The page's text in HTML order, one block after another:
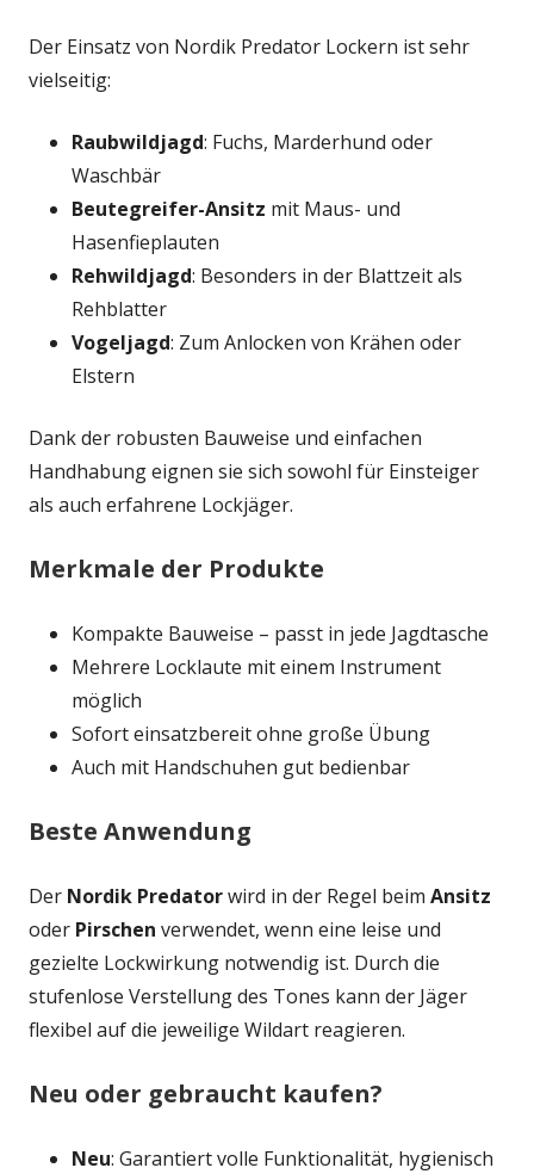
Der Einsatz von Nordik Predator Lockern ist sehr
vielseitig:
Raubwildjagd: Fuchs, Marderhund oder
Waschbär
Beutegreifer-Ansitz mit Maus- und
Hasenfieplauten
Rehwildjagd: Besonders in der Blattzeit als
Rehblatter
Vogeljagd: Zum Anlocken von Krähen oder
Elstern
Dank der robusten Bauweise und einfachen
Handhabung eignen sie sich sowohl für Einsteiger
als auch erfahrene Lockjäger.
Merkmale der Produkte
Kompakte Bauweise – passt in jede Jagdtasche
Mehrere Locklaute mit einem Instrument
möglich
Sofort einsatzbereit ohne große Übung
Auch mit Handschuhen gut bedienbar
Beste Anwendung
Der Nordik Predatorwird in der Regel beim Ansitz
oder Pirschen verwendet, wenn eine leise und
gezielte Lockwirkung notwendig ist. Durch die
stufenlose Verstellung des Tones kann der Jäger
flexibel auf die jeweilige Wildart reagieren.
Neu oder gebraucht kaufen?
Neu: Garantiert volle Funktionalität, hygienisch